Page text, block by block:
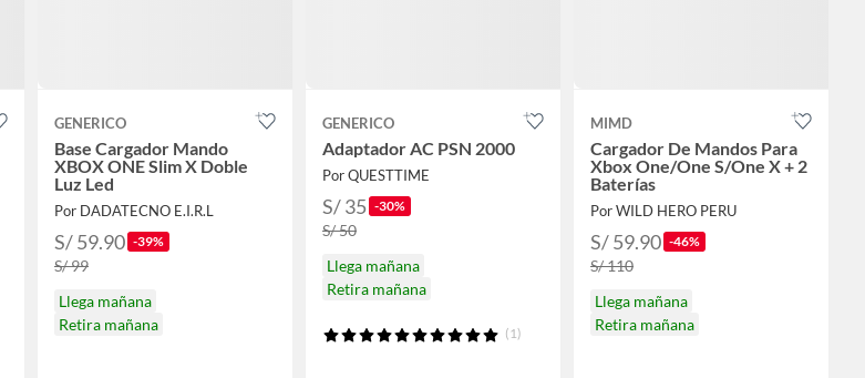
GENERICO
Base Cargador Mando
XBOX ONE Slim X Doble
Luz Led
Por DADATECNO E.I.R.L
S/ 59.90 -39%
S/ 99
Llega mañana
Retira mañana
GENERICO
Adaptador AC PSN 2000
Por QUESTTIME
S/ 35 -30%
S/ 50
Llega mañana
Retira mañana
(1)
MIMD
Cargador De Mandos Para
Xbox One/One S/One X + 2
Baterías
Por WILD HERO PERU
S/ 59.90 -46%
S/ 110
Llega mañana
Retira mañana